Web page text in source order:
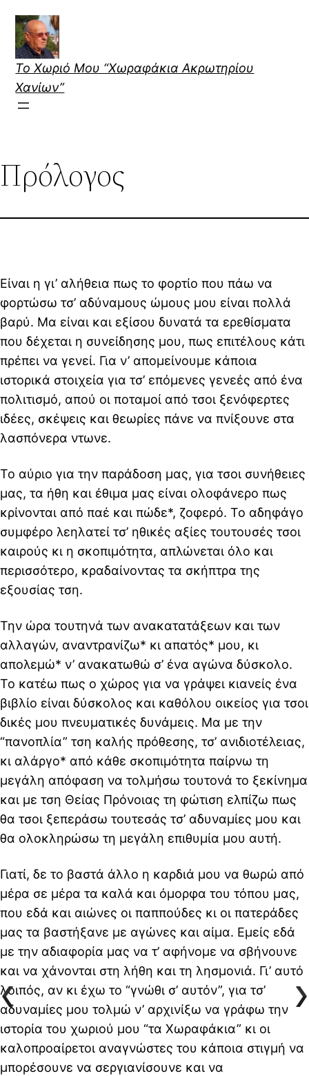
content
Το Χωριό Μου “Χωραφάκια Ακρωτηρίου
Χανίων”
Πρόλογος
Είναι η γι’ αλήθεια πως το φορτίο που πάω να
φορτώσω τσ’ αδύναμους ώμους μου είναι πολλά
βαρύ. Μα είναι και εξίσου δυνατά τα ερεθίσματα
που δέχεται η συνείδησης μου, πως επιτέλους κάτι
πρέπει να γενεί. Για ν’ απομείνουμε κάποια
ιστορικά στοιχεία για τσ’ επόμενες γενεές από ένα
πολιτισμό, απού οι ποταμοί από τσοι ξενόφερτες
ιδέες, σκέψεις και θεωρίες πάνε να πνίξουνε στα
λασπόνερα ντωνε.
Το αύριο για την παράδοση μας, για τσοι συνήθειες
μας, τα ήθη και έθιμα μας είναι ολοφάνερο πως
κρίνονται από παέ και πώδε*, ζοφερό. Το αδηφάγο
συμφέρο λεηλατεί τσ’ ηθικές αξίες τουτουσές τσοι
καιρούς κι η σκοπιμότητα, απλώνεται όλο και
περισσότερο, κραδαίνοντας τα σκήπτρα της
εξουσίας τση.
Την ώρα τουτηνά των ανακατατάξεων και των
αλλαγών, αναντρανίζω* κι απατός* μου, κι
απολεμώ* ν’ ανακατωθώ σ’ ένα αγώνα δύσκολο.
Το κατέω πως ο χώρος για να γράψει κιανείς ένα
βιβλίο είναι δύσκολος και καθόλου οικείος για τσοι
δικές μου πνευματικές δυνάμεις. Μα με την
“πανοπλία” τση καλής πρόθεσης, τσ’ ανιδιοτέλειας,
κι αλάργο* από κάθε σκοπιμότητα παίρνω τη
μεγάλη απόφαση να τολμήσω τουτονά το ξεκίνημα
και με τση Θείας Πρόνοιας τη φώτιση ελπίζω πως
θα τσοι ξεπεράσω τουτεσάς τσ’ αδυναμίες μου και
θα ολοκληρώσω τη μεγάλη επιθυμία μου αυτή.
Γιατί, δε το βαστά άλλο η καρδιά μου να θωρώ από
μέρα σε μέρα τα καλά και όμορφα του τόπου μας,
που εδά και αιώνες οι παππούδες κι οι πατεράδες
μας τα βαστήξανε με αγώνες και αίμα. Εμείς εδά
με την αδιαφορία μας να τ’ αφήνομε να σβήνουνε
και να χάνονται στη λήθη και τη λησμονιά. Γι’ αυτό
λοιπός, αν κι έχω το “γνώθι σ’ αυτόν”, για τσ’
αδυναμίες μου τολμώ ν’ αρχινίξω να γράφω την
ιστορία του χωριού μου “τα Χωραφάκια” κι οι
καλοπροαίρετοι αναγνώστες του κάποια στιγμή να
μπορέσουνε να σεργιανίσουνε και να